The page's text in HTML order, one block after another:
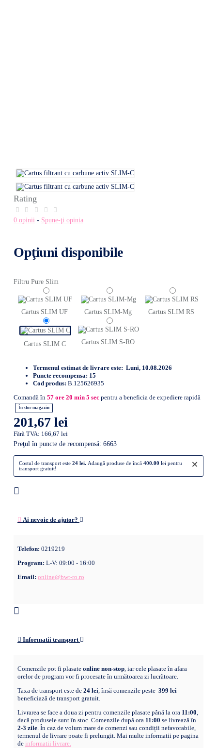
Rating
0 opinii - Spune-ţi opinia
Opţiuni disponibile
Filtru Pure Slim
Cartus SLIM UF Cartus SLIM-Mg Cartus SLIM RS
Cartus SLIM C Cartus SLIM S-RO
Termenul estimat de livrare este: Luni, 10.08.2026
Puncte recompensa: 15
Cod produs: B.125626935
Comandă în 57 ore 20 min 4 sec pentru a beneficia de expediere rapidă
În stoc magazin
201,67 lei
Fără TVA: 166,67 lei
Preţul în puncte de recompensă: 6663
×
Costul de transport este 24 lei. Adaugă produse de încă 400.00 lei pentru
transport gratuit!
Ai nevoie de ajutor?
Telefon: 0219219
Program: L-V: 09:00 - 16:00
Email: online@bwt-ro.ro
Informatii transport
Comenzile pot fi plasate online non-stop, iar cele plasate în afara
orelor de program vor fi procesate în următoarea zi lucrătoare.
Taxa de transport este de 24 lei, însă comenzile peste 399 lei
beneficiază de transport gratuit.
Livrarea se face a doua zi pentru comenzile plasate până la ora 11:00,
dacă produsele sunt în stoc. Comenzile după ora 11:00 se livrează în
2-3 zile. În caz de volum mare de comenzi sau condiții nefavorabile,
termenul de livrare poate fi prelungit. Mai multe informatii pe pagina
de informatii livrare.